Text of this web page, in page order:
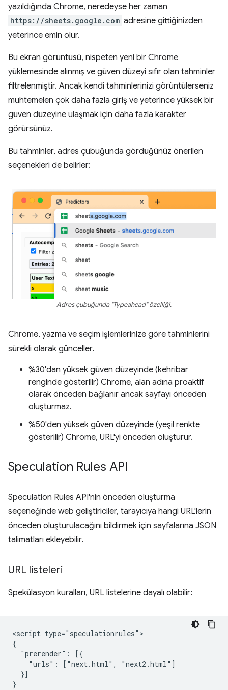
yazıldığında Chrome, neredeyse her zaman
https://sheets.google.com adresine gittiğinizden
yeterince emin olur.
Bu ekran görüntüsü, nispeten yeni bir Chrome
yüklemesinde alınmış ve güven düzeyi sıfır olan tahminler
filtrelenmiştir. Ancak kendi tahminlerinizi görüntülerseniz
muhtemelen çok daha fazla giriş ve yeterince yüksek bir
güven düzeyine ulaşmak için daha fazla karakter
görürsünüz.
Bu tahminler, adres çubuğunda gördüğünüz önerilen
seçenekleri de belirler:
Adres çubuğunda "Typeahead" özelliği.
Chrome, yazma ve seçim işlemlerinize göre tahminlerini
sürekli olarak günceller.
%30'dan yüksek güven düzeyinde (kehribar
renginde gösterilir) Chrome, alan adına proaktif
olarak önceden bağlanır ancak sayfayı önceden
oluşturmaz.
%50'den yüksek güven düzeyinde (yeşil renkte
gösterilir) Chrome, URL'yi önceden oluşturur.
Speculation Rules API
Speculation Rules API'nin önceden oluşturma
seçeneğinde web geliştiriciler, tarayıcıya hangi URL'lerin
önceden oluşturulacağını bildirmek için sayfalarına JSON
talimatları ekleyebilir.
URL listeleri
Spekülasyon kuralları, URL listelerine dayalı olabilir:
<script type="speculationrules">
{
  "prerender": [{
    "urls": ["next.html", "next2.html"]
  }]
}